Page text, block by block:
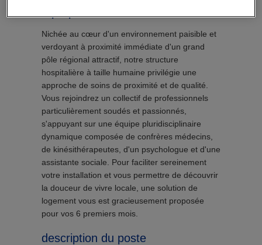
Nichée au cœur d'un environnement paisible et
verdoyant à proximité immédiate d'un grand
pôle régional attractif, notre structure
hospitalière à taille humaine privilégie une
approche de soins de proximité et de qualité.
Vous rejoindrez un collectif de professionnels
particulièrement soudés et passionnés,
s'appuyant sur une équipe pluridisciplinaire
dynamique composée de confrères médecins,
de kinésithérapeutes, d'un psychologue et d'une
assistante sociale. Pour faciliter sereinement
votre installation et vous permettre de découvrir
la douceur de vivre locale, une solution de
logement vous est gracieusement proposée
pour vos 6 premiers mois.
description du poste